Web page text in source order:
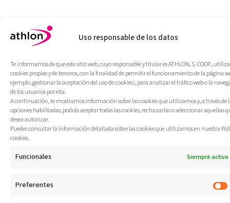
Uso responsable de los datos
Te informamos de que este sitio web, cuyo responsable y titular es ATHLON, S. COOP., utiliza
cookies propias y de terceros, con la finalidad de permitir el funcionamiento de la página
ejemplo, gestionar la aceptación del uso de cookies), para analizar el tráfico web o la
de los usuarios por ella.
A continuación, te mostramos información sobre las cookies que utilizamos y, a través de
opciones habilitadas, podrás aceptar todas las cookies, rechazarlas o seleccionar aquellas
desea autorizar.
Puedes consultar la información detallada sobre las cookies que utilizamos en nuestra
cookies.
Funcionales Siempre activo
Preferentes
Fomentamos la actividad
como hábito de vida
saludable
20500 Arrasate (Gipuzkoa)